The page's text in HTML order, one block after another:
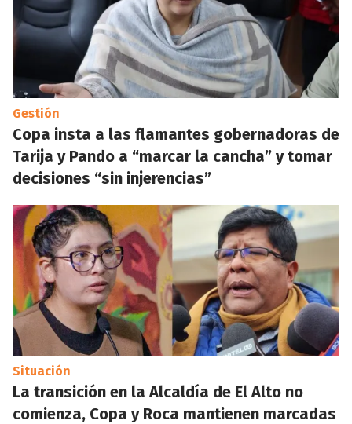
Gestión
Copa insta a las flamantes gobernadoras de
Tarija y Pando a “marcar la cancha” y tomar
decisiones “sin injerencias”
Situación
La transición en la Alcaldía de El Alto no
comienza, Copa y Roca mantienen marcadas